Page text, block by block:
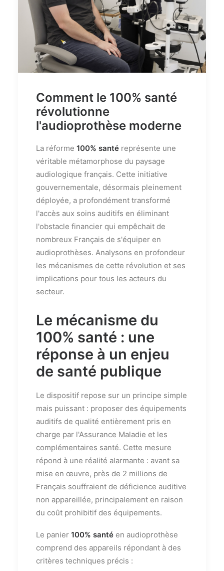
Comment le 100% santé
révolutionne
l'audioprothèse moderne
La réforme 100% santé représente une
véritable métamorphose du paysage
audiologique français. Cette initiative
gouvernementale, désormais pleinement
déployée, a profondément transformé
l'accès aux soins auditifs en éliminant
l'obstacle financier qui empêchait de
nombreux Français de s'équiper en
audioprothèses. Analysons en profondeur
les mécanismes de cette révolution et ses
implications pour tous les acteurs du
secteur.
Le mécanisme du
100% santé : une
réponse à un enjeu
de santé publique
Le dispositif repose sur un principe simple
mais puissant : proposer des équipements
auditifs de qualité entièrement pris en
charge par l'Assurance Maladie et les
complémentaires santé. Cette mesure
répond à une réalité alarmante : avant sa
mise en œuvre, près de 2 millions de
Français souffraient de déficience auditive
non appareillée, principalement en raison
du coût prohibitif des équipements.
Le panier 100% santé en audioprothèse
comprend des appareils répondant à des
critères techniques précis :